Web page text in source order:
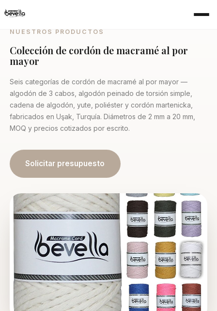
NUESTROS PRODUCTOS
Colección de cordón de macramé al por
mayor
Seis categorías de cordón de macramé al por mayor —
algodón de 3 cabos, algodón peinado de torsión simple,
cadena de algodón, yute, poliéster y cordón martenicka,
fabricados en Uşak, Turquía. Diámetros de 2 mm a 20 mm,
MOQ y precios cotizados por escrito.
Solicitar presupuesto